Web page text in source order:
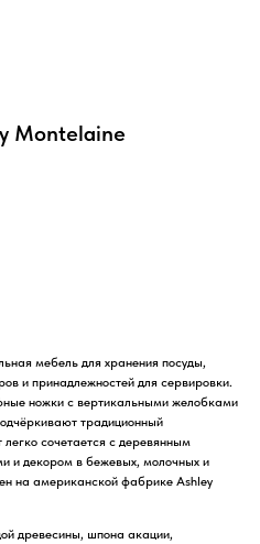
Montelaine
мебель для хранения посуды,
и принадлежностей для сервировки.
ножки с вертикальными желобками
традиционный
сочетается с деревянным
и декором в бежевых, молочных и
на американской фабрике Ashley
древесины, шпона акации,